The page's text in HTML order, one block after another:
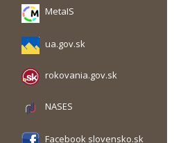
MetaIS
ua.gov.sk
rokovania.gov.sk
NASES
Facebook slovensko.sk